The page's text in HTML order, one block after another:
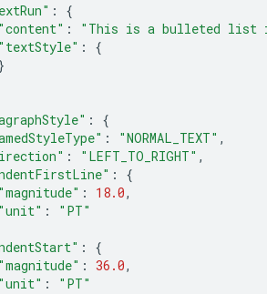
:
{
"content" :
"This is a bulleted list
"textStyle" :
{
}
:
{
: "NORMAL_TEXT" ,
: "LEFT_TO_RIGHT" ,
:
{
"magnitude" : 18.0,
"unit" :
"PT"
:
{
"magnitude" : 36.0,
"unit" :
"PT"